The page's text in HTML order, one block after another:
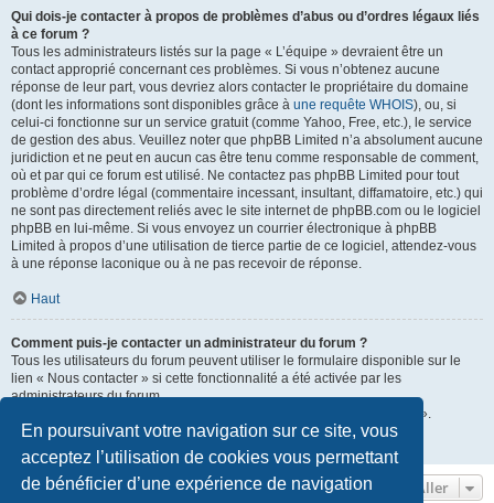
En poursuivant votre navigation sur ce site, vous
acceptez l’utilisation de cookies vous permettant
de bénéficier d’une expérience de navigation
Qui dois-je contacter à propos de problèmes d’abus ou d’ordres légaux liés
à ce forum ?
Tous les administrateurs listés sur la page « L’équipe » devraient être un
contact approprié concernant ces problèmes. Si vous n’obtenez aucune
réponse de leur part, vous devriez alors contacter le propriétaire du domaine
(dont les informations sont disponibles grâce à une requête WHOIS), ou, si
celui-ci fonctionne sur un service gratuit (comme Yahoo, Free, etc.), le service
de gestion des abus. Veuillez noter que phpBB Limited n’a absolument aucune
juridiction et ne peut en aucun cas être tenu comme responsable de comment,
où et par qui ce forum est utilisé. Ne contactez pas phpBB Limited pour tout
problème d’ordre légal (commentaire incessant, insultant, diffamatoire, etc.) qui
ne sont pas directement reliés avec le site internet de phpBB.com ou le logiciel
phpBB en lui-même. Si vous envoyez un courrier électronique à phpBB
Limited à propos d’une utilisation de tierce partie de ce logiciel, attendez-vous
à une réponse laconique ou à ne pas recevoir de réponse.
Haut
Comment puis-je contacter un administrateur du forum ?
Tous les utilisateurs du forum peuvent utiliser le formulaire disponible sur le
lien « Nous contacter » si cette fonctionnalité a été activée par les
administrateurs du forum.
Les membres du forum peuvent également utiliser le lien « L’équipe ».
Aller